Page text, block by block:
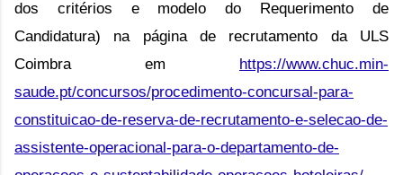
dos critérios e modelo do Requerimento de
Candidatura) na página de recrutamento da ULS
Coimbra em https://www.chuc.min-
saude.pt/concursos/procedimento-concursal-para-
constituicao-de-reserva-de-recrutamento-e-selecao-de-
assistente-operacional-para-o-departamento-de-